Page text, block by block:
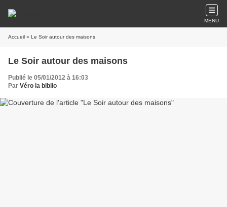
MENU
Accueil » Le Soir autour des maisons
Le Soir autour des maisons
Publié le 05/01/2012 à 16:03
Par Véro la biblio